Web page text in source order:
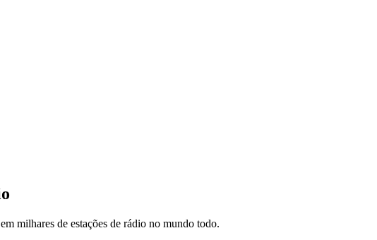
milhares de estações de rádio no mundo todo.